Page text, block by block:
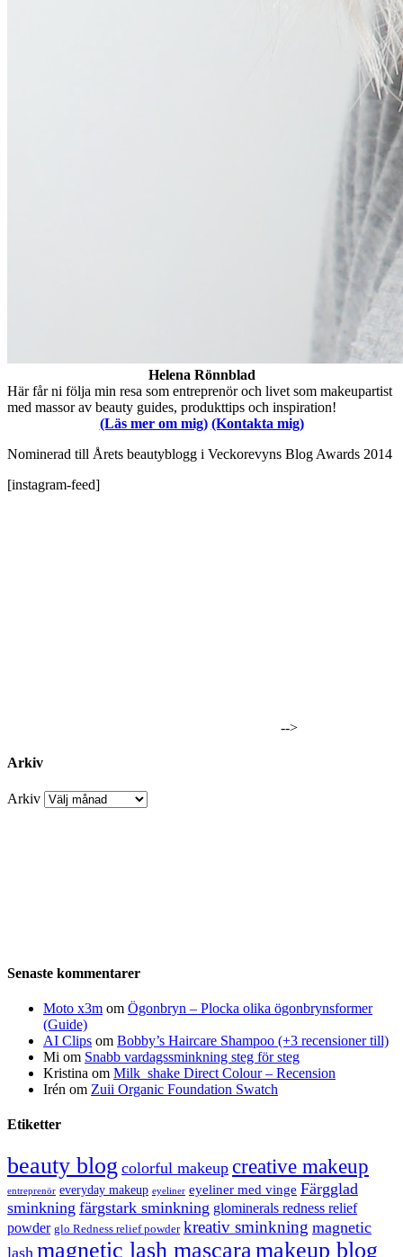
Helena Rönnblad
Här får ni följa min resa som entreprenör och livet som makeupartist
med massor av beauty guides, produkttips och inspiration!
(Läs mer om mig) (Kontakta mig)
Nominerad till Årets beautyblogg i Veckorevyns Blog Awards 2014
[instagram-feed]
-->
Arkiv
Arkiv
Senaste kommentarer
Moto x3m om Ögonbryn – Plocka olika ögonbrynsformer
(Guide)
AI Clips om Bobby’s Haircare Shampoo (+3 recensioner till)
Mi om Snabb vardagssminkning steg för steg
Kristina om Milk_shake Direct Colour – Recension
Irén om Zuii Organic Foundation Swatch
Etiketter
beauty blog colorful makeup creative makeup
entreprenör everyday makeup eyeliner eyeliner med vinge Färgglad
sminkning färgstark sminkning glominerals redness relief
powder glo Redness relief powder kreativ sminkning magnetic
lash magnetic lash mascara makeup blog